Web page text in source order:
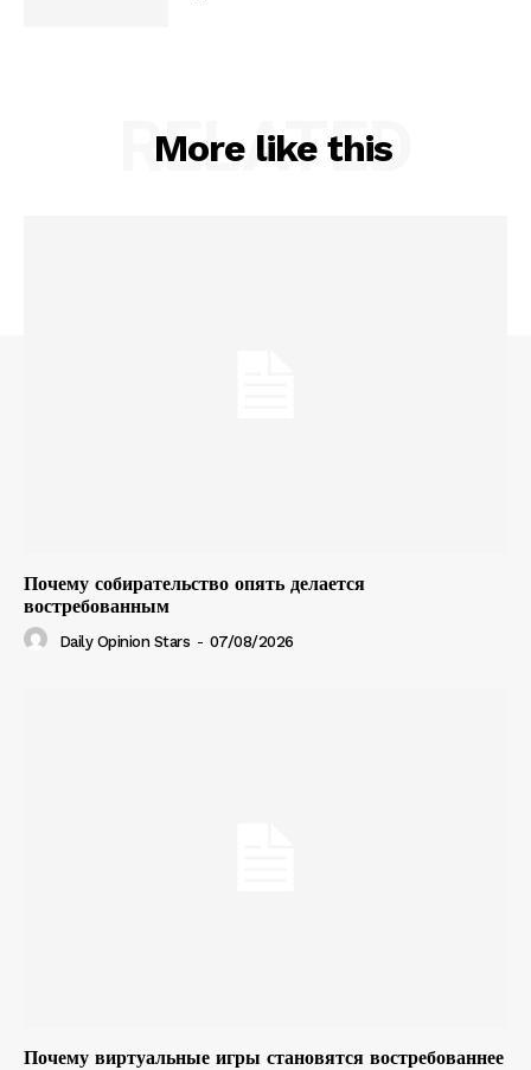
More like this
RELATED
Почему собирательство опять делается
востребованным
Daily Opinion Stars - 07/08/2026
Почему виртуальные игры становятся востребованнее